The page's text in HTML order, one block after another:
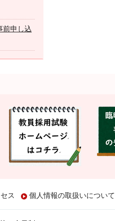
前申し込
ス 個人情報の取扱いについて